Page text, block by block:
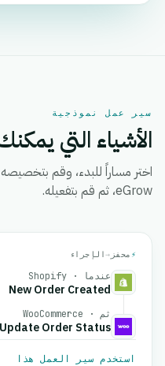
سير عمل نموذجية
الأشياء التي
اختر مساراً للبدء، وقم
eGrow، ثم قم بتفعيله.
⚡ محفز →الإجراء
عندما · Shopify
New Order Created
ثم · WooCommerce
Update Order Status
استخدم سير العمل هذا